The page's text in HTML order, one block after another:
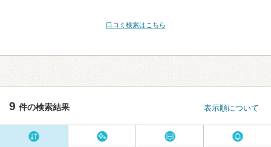
口コミ検索はこちら
9 件の検索結果 表示順について